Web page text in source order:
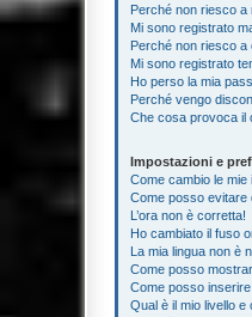
Perché non riesco a
Mi sono registrato
Perché non riesco a
Mi sono registrato
Ho perso la mia
Perché vengo
Che cosa provoca il
Impostazioni e
Come cambio le mie
Come posso evitare
L’ora non è corretta!
Ho cambiato il fuso
La mia lingua non è
Come posso
Come posso
Qual è il mio livello